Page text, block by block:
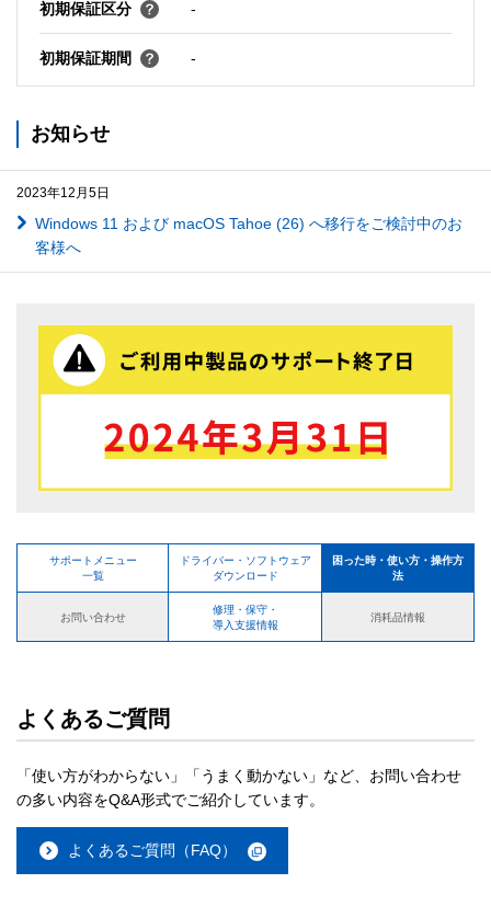
初期保証区分 -
初期保証期間 -
お知らせ
2023年12月5日
Windows 11 および macOS Tahoe (26) へ移行をご検討中のお
客様へ
サポートメニュー
一覧
ドライバー・ソフトウェア
ダウンロード
困った時・使い方・操作方
法
お問い合わせ
修理・保守・
導入支援情報
消耗品情報
よくあるご質問
「使い方がわからない」「うまく動かない」など、お問い合わせ
の多い内容をQ&A形式でご紹介しています。
よくあるご質問（FAQ）